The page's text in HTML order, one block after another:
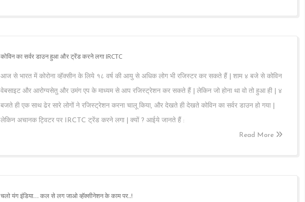
कोविन का सर्वर डाउन हुआ और ट्रेंड करने लगा IRCTC
आज से भारत में कोरोना व्हॅक्सीन के लिये १८ वर्ष की आयु से अधिक लोग भी रजिस्टर कर सकते हैं | शाम ४ बजे से कोविन
वेबसाइट और आरोग्यसेतु और उमंग एप के माध्यम से आप रजिस्ट्रेशन कर सकते हैं | लेकिन जो होना था वो तो हुआ ही | ४
बजते ही एक साथ ढेर सारे लोगों ने रजिस्ट्रेशन करना चालू किया, और देखते ही देखते कोविन का सर्वर डाउन हो गया |
लेकिन अचानक ट्विटर पर IRCTC ट्रेंड करने लगा | क्यों ? आईये जानते हैं :
Read More
चलो यंग इंडिया… कल से लग जाओ व्हॅक्सीनेशन के काम पर..!